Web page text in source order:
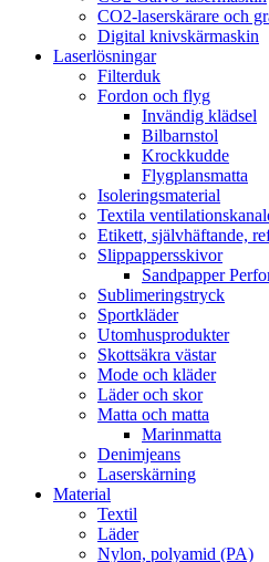
CO2-laserskärare och
Digital knivskärmaskin
Laserlösningar
Filterduk
Fordon och flyg
Invändig klädsel
Bilbarnstol
Krockkudde
Flygplansmatta
Isoleringsmaterial
Textila
Etikett, självhäftande,
Slippappersskivor
Sandpapper
Sublimeringstryck
Sportkläder
Utomhusprodukter
Skottsäkra västar
Mode och kläder
Läder och skor
Matta och matta
Marinmatta
Denimjeans
Laserskärning
Material
Textil
Läder
Nylon, polyamid (PA)